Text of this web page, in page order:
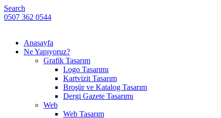
Search
0507 362 0544
Anasayfa
Ne Yapıyoruz?
Grafik Tasarım
Logo Tasarımı
Kartvizit Tasarım
Broşür ve Katalog Tasarım
Dergi Gazete Tasarımı
Web
Web Tasarım